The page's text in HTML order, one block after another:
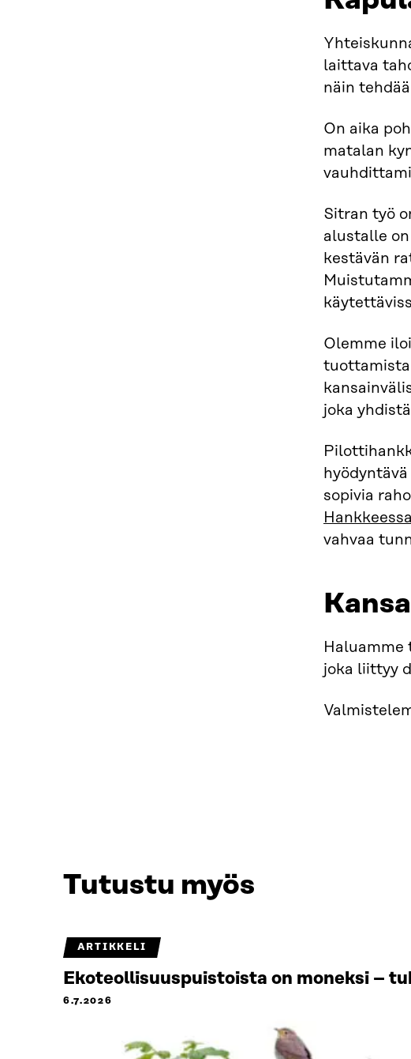
laittava
näin
On aika
matalan
Sitran työ
alustalle
kestävän
Olemme
tuottamista
joka
sopivia
vahvaa
joka liittyy
Tutustu myös
ARTIKKELI
Ekoteollisuuspuistoista on moneksi –
6.7.2026